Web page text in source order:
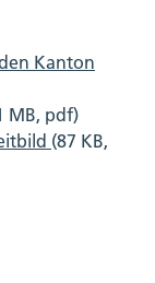
Kanton
MB, pdf)
(87 KB,